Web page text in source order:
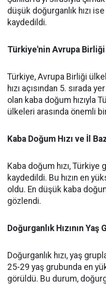
düşük doğurganlık hızı
kaydedildi.
Türkiye'nin Avrupa
Türkiye, Avrupa Birliği
hızı açısından 5. sırada
olan kaba doğum hızıyla
ülkeleri arasında önemli
Kaba Doğum Hızı ve İl
Kaba doğum hızı,
kaydedildi. Bu hızın en
oldu. En düşük kaba
gözlendi.
Doğurganlık Hızının
Doğurganlık hızı, yaş
25-29 yaş grubunda en
görüldü. Bu durum,